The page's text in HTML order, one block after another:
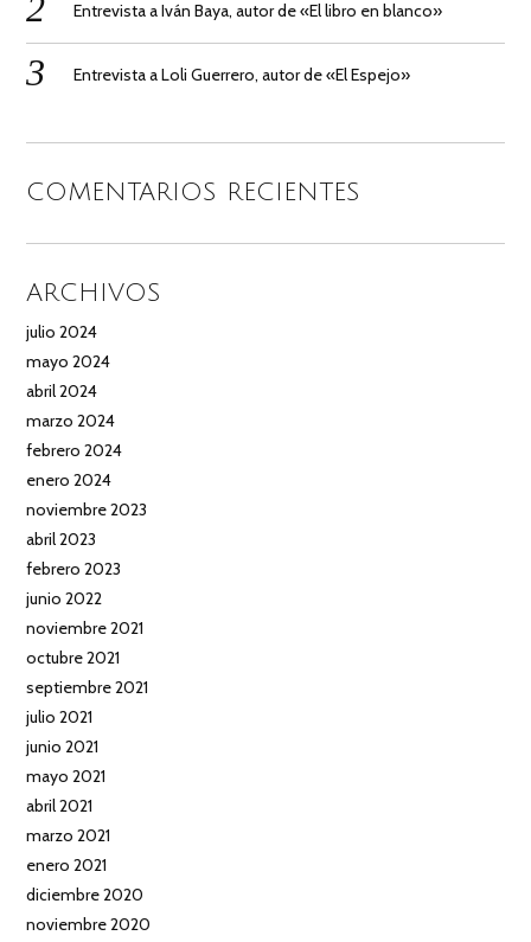
Entrevista a Iván Baya, autor de «El libro en blanco»
Entrevista a Loli Guerrero, autor de «El Espejo»
COMENTARIOS RECIENTES
ARCHIVOS
julio 2024
mayo 2024
abril 2024
marzo 2024
febrero 2024
enero 2024
noviembre 2023
abril 2023
febrero 2023
junio 2022
noviembre 2021
octubre 2021
septiembre 2021
julio 2021
junio 2021
mayo 2021
abril 2021
marzo 2021
enero 2021
diciembre 2020
noviembre 2020